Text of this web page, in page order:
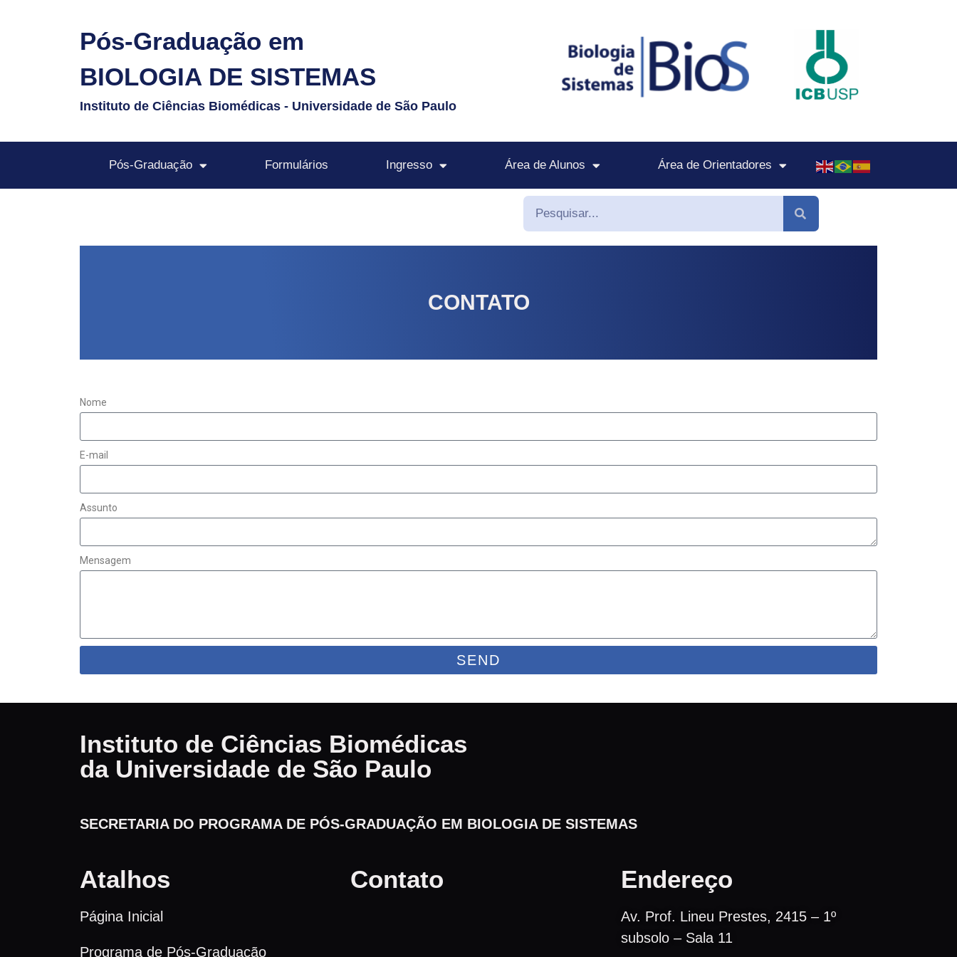
Pós-Graduação em
BIOLOGIA DE SISTEMAS
Instituto de Ciências Biomédicas - Universidade de São Paulo
Pós-Graduação Formulários Ingresso Área de Alunos Área de Orientadores
CONTATO
Nome
E-mail
Assunto
Mensagem
SEND
Instituto de Ciências Biomédicas
da Universidade de São Paulo
SECRETARIA DO PROGRAMA DE PÓS-GRADUAÇÃO EM BIOLOGIA DE SISTEMAS​
Atalhos
Página Inicial
Programa de Pós-Graduação
Contato Endereço
Av. Prof. Lineu Prestes, 2415 – 1º
subsolo – Sala 11